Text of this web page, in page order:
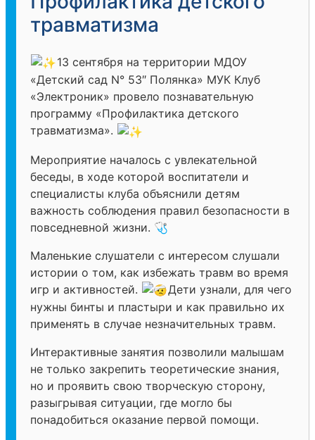
травматизма
13 сентября на территории МДОУ
«Детский сад N° 53″ Полянка» МУК Клуб
«Электроник» провело познавательную
программу «Профилактика детского
травматизма».
Мероприятие началось с увлекательной
беседы, в ходе которой воспитатели и
специалисты клуба объяснили детям
важность соблюдения правил безопасности в
повседневной жизни. 🩺
Маленькие слушатели с интересом слушали
истории о том, как избежать травм во время
игр и активностей.
Дети узнали, для чего
нужны бинты и пластыри и как правильно их
применять в случае незначительных травм.
Интерактивные занятия позволили малышам
не только закрепить теоретические знания,
но и проявить свою творческую сторону,
разыгрывая ситуации, где могло бы
понадобиться оказание первой помощи.